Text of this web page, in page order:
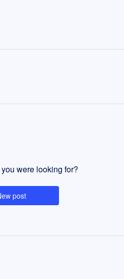
were looking for?
post